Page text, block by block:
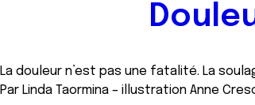
La douleur n’est pas une fatalité. La
Par Linda Taormina – illustration Anne